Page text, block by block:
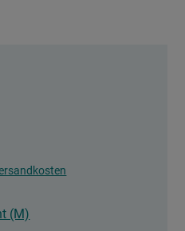
(M)